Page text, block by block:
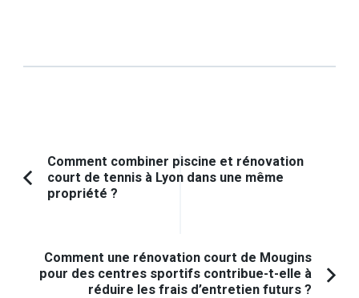
Navigation
d'article
Article
Comment combiner piscine et rénovation
court de tennis à Lyon dans une même
propriété ?
Comment une rénovation court de Mougins
pour des centres sportifs contribue-t-elle à
réduire les frais d’entretien futurs ?